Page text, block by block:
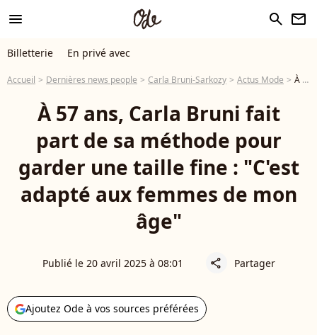
menu search newsletter
Billetterie En privé avec
Accueil Dernières news people Carla Bruni-Sarkozy Actus Mode À 57 ans, Carla Bruni fait part de sa méthode pour garder une taille fine : "C'est adapté aux femmes de mon âge"
À 57 ans, Carla Bruni fait
part de sa méthode pour
garder une taille fine : "C'est
adapté aux femmes de mon
âge"
Publié le 20 avril 2025 à 08:01 share Partager
Ajoutez Ode à vos sources préférées